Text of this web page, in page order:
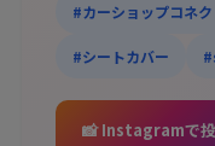
#カーショップコネク
#シートカバー
📸 Instagramで